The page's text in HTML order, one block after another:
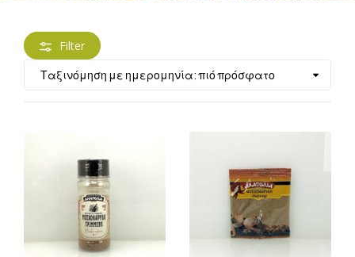
Filter